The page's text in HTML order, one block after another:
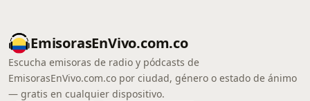
EmisorasEnVivo.com.co
Escucha emisoras de radio y pódcasts de
EmisorasEnVivo.com.co por ciudad, género o estado de ánimo
— gratis en cualquier dispositivo.